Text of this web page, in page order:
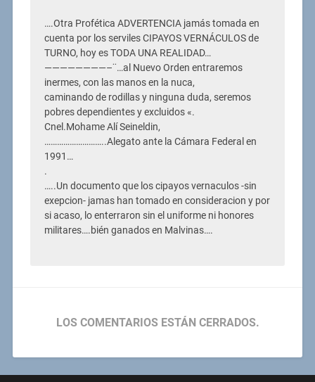
….Otra Profética ADVERTENCIA jamás tomada en
cuenta por los serviles CIPAYOS VERNÁCULOS de
TURNO, hoy es TODA UNA REALIDAD…
————————–¨…al Nuevo Orden entraremos
inermes, con las manos en la nuca,
caminando de rodillas y ninguna duda, seremos
pobres dependientes y excluidos «.
Cnel.Mohame Alí Seineldin,
………………………..Alegato ante la Cámara Federal en
1991…
.
…..Un documento que los cipayos vernaculos -sin
exepcion- jamas han tomado en consideracion y por
si acaso, lo enterraron sin el uniforme ni honores
militares….bién ganados en Malvinas….
LOS COMENTARIOS ESTÁN CERRADOS.